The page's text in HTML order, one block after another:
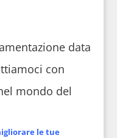
data
con
mondo del
le tue